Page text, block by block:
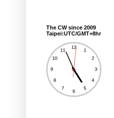
The CW since 2009
Taipei:UTC/GMT+8hr